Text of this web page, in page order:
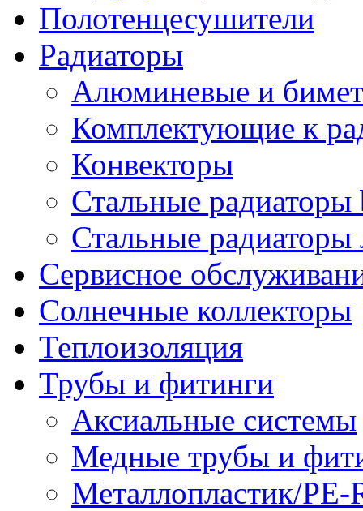
Полотенцесушители
Радиаторы
Алюминевые и
Комплектующие к
Конвекторы
Стальные радиаторы
Стальные радиаторы
Сервисное
Солнечные коллекторы
Теплоизоляция
Трубы и фитинги
Аксиальные системы
Медные трубы и
Металлопластик/